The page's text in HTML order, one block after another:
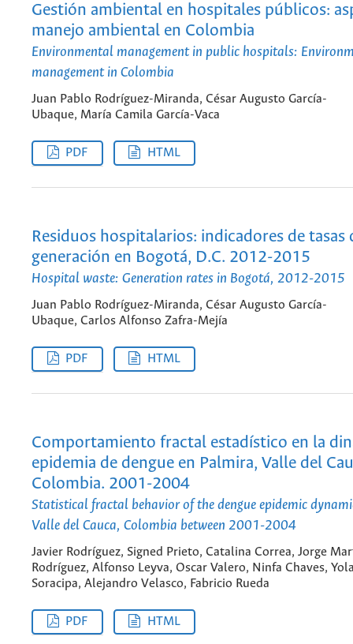
Gestión ambiental en hospitales públicos:
manejo ambiental en Colombia
Environmental management in public hospitals:
management in Colombia
Juan Pablo Rodríguez-Miranda, César Augusto García-
Ubaque, María Camila García-Vaca
PDF HTML
Residuos hospitalarios: indicadores de tasas
generación en Bogotá, D.C. 2012-2015
Hospital waste: Generation rates in Bogotá, 2012-2015
Juan Pablo Rodríguez-Miranda, César Augusto García-
Ubaque, Carlos Alfonso Zafra-Mejía
PDF HTML
Comportamiento fractal estadístico en la
epidemia de dengue en Palmira, Valle del
Colombia. 2001-2004
Statistical fractal behavior of the dengue epidemic
Valle del Cauca, Colombia between 2001-2004
Javier Rodríguez, Signed Prieto, Catalina Correa, Jorge
Rodríguez, Alfonso Leyva, Oscar Valero, Ninfa Chaves,
Soracipa, Alejandro Velasco, Fabricio Rueda
PDF HTML